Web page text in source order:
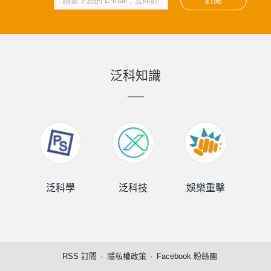
泛科知識
泛科學 泛科技 娛樂重擊
RSS 訂閱 隱私權政策 Facebook 粉絲團